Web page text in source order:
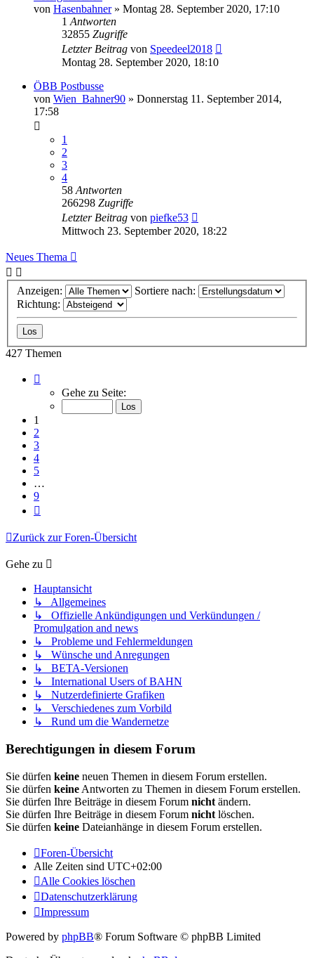
von Hasenbahner» Montag 28. September 2020, 17:10
1 Antworten
32855 Zugriffe
Letzter Beitrag von Speedeel2018
Montag 28. September 2020, 18:10
ÖBB Postbusse
von Wien_Bahner90 » Donnerstag 11. September 2014,
17:58
1
2
3
4
58 Antworten
266298 Zugriffe
Letzter Beitrag von piefke53
Mittwoch 23. September 2020, 18:22
Neues Thema
Anzeigen:
Sortiere nach:
Richtung:
427 Themen
von
Gehe zu Seite:
1
2
3
4
5
…
9
Zurück zur Foren-Übersicht
Gehe zu
Hauptansicht
↳ Allgemeines
↳ Offizielle Ankündigungen und Verkündungen /
Promulgation and news
↳ Probleme und Fehlermeldungen
↳ Wünsche und Anregungen
↳ BETA-Versionen
↳ International Users of BAHN
↳ Nutzerdefinierte Grafiken
↳ Verschiedenes zum Vorbild
↳ Rund um die Wandernetze
Berechtigungen in diesem Forum
Sie dürfen keine neuen Themen in diesem Forum erstellen.
Sie dürfen keine Antworten zu Themen in diesem Forum erstellen.
Sie dürfen Ihre Beiträge in diesem Forum nicht ändern.
Sie dürfen Ihre Beiträge in diesem Forum nicht löschen.
Sie dürfen keine Dateianhänge in diesem Forum erstellen.
Foren-Übersicht
Alle Zeiten sind UTC+02:00
Alle Cookies löschen
Datenschutzerklärung
Impressum
Powered by phpBB® Forum Software © phpBB Limited